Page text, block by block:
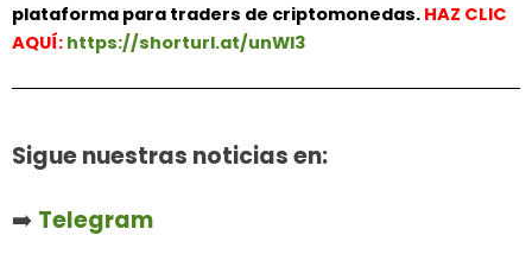
plataforma para traders de criptomonedas. HAZ CLIC
AQUÍ: https://shorturl.at/unWl3
Sigue nuestras noticias en:
➡️ Telegram